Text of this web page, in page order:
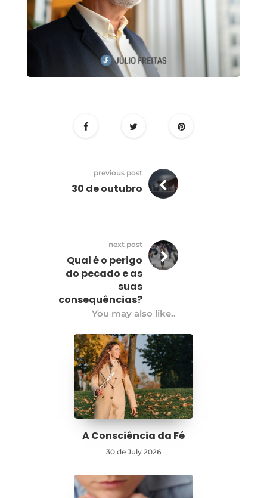
previous post
30 de outubro
next post
Qual é o perigo
do pecado e as
suas
consequências?
You may also like..
A Consciência da Fé
30 de July 2026